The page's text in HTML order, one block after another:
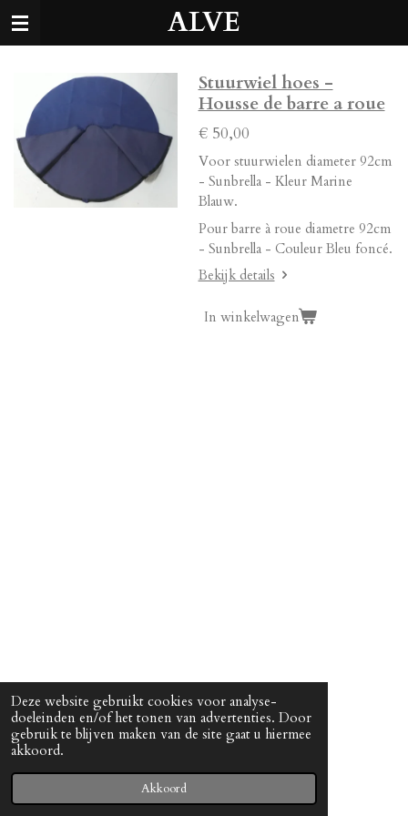
Deze website gebruikt cookies voor analyse-
doeleinden en/of het tonen van advertenties. Door
gebruik te blijven maken van de site gaat u hiermee
akkoord.
Akkoord
Ga
hoofdinhoud
ALVE
Stuurwiel hoes -
Housse de barre a roue
€ 50,00
Voor stuurwielen diameter 92cm
- Sunbrella - Kleur Marine
Blauw.
Pour barre à roue diametre 92cm
- Sunbrella - Couleur Bleu foncé.
Bekijk details
In winkelwagen
© 2022 - 2026 ALVE
Powered by